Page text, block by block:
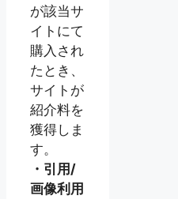
が該当サ
イトにて
購入され
たとき、
サイトが
紹介料を
獲得しま
す。
・引用/
画像利用